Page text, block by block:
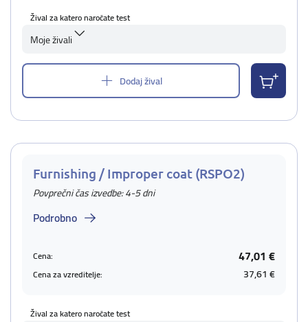
Žival za katero naročate test
Moje živali
Dodaj žival
Furnishing / Improper coat (RSPO2)
Povprečni čas izvedbe: 4-5 dni
Podrobno
Cena: 47,01 €
Cena za vzreditelje: 37,61 €
Žival za katero naročate test